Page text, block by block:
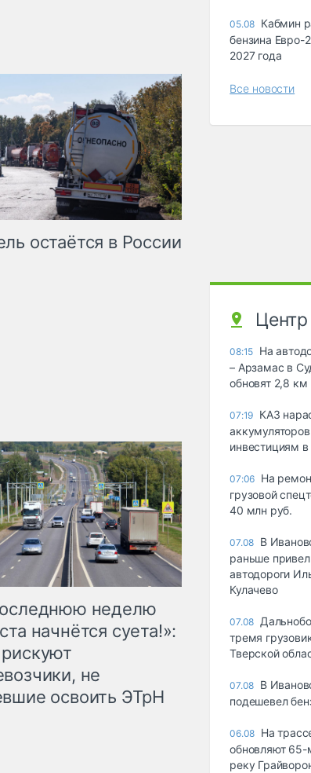
остаётся в России
неделю
начнётся суета!»:
не
освоить ЭТрН
05.08 Кабмин
бензина Евро-
2027 года
Все новости
Центр
08:15 На
– Арзамас в
обновят 2,8 км
07:19 КАЗ
инвестициям
07:06 На
грузовой
40 млн руб.
07.08 В
раньше
автодороги
Кулачево
07.08
тремя
Тверской
07.08 В
подешевел
06.08 На
обновляют
реку